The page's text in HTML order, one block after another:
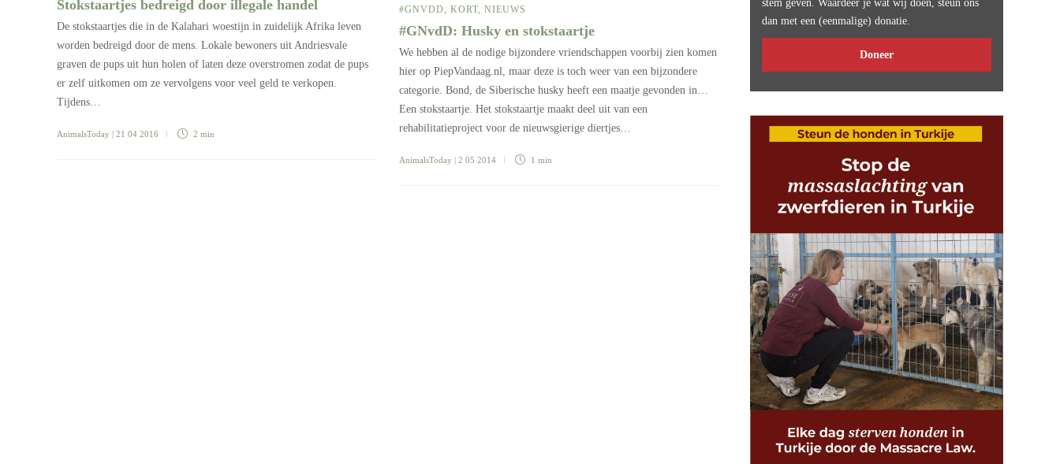
Stokstaartjes bedreigd door illegale handel
De stokstaartjes die in de Kalahari woestijn in zuidelijk Afrika leven
worden bedreigd door de mens. Lokale bewoners uit Andriesvale
graven de pups uit hun holen of laten deze overstromen zodat de pups
er zelf uitkomen om ze vervolgens voor veel geld te verkopen.
Tijdens…
AnimalsToday | 21 04 2016 2 min
#GNVDD, KORT, NIEUWS
#GNvdD: Husky en stokstaartje
We hebben al de nodige bijzondere vriendschappen voorbij zien komen
hier op PiepVandaag.nl, maar deze is toch weer van een bijzondere
categorie. Bond, de Siberische husky heeft een maatje gevonden in…
Een stokstaartje. Het stokstaartje maakt deel uit van een
rehabilitatieproject voor de nieuwsgierige diertjes…
AnimalsToday | 2 05 2014 1 min
stem geven. Waardeer je wat wij doen, steun ons
dan met een (eenmalige) donatie.
Doneer